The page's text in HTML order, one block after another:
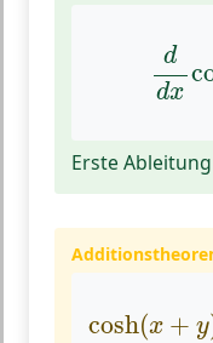
d
dx
dd
Erste
cosh(x + y
cosh ( +